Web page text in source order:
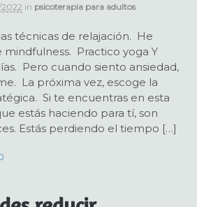
2022 in psicoterapia para adultos
técnicas de relajación. He
mindfulness. Practico yoga Y
Pero cuando siento ansiedad,
La próxima vez, escoge la
Si te encuentras en esta
estás haciendo para tí, son
Estás perdiendo el tiempo […]